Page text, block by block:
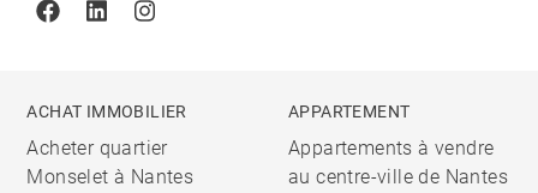
FacebookLinkedinInstagram
ACHAT IMMOBILIER
Acheter quartier
Monselet à Nantes
APPARTEMENT
Appartements à vendre
au centre-ville de Nantes